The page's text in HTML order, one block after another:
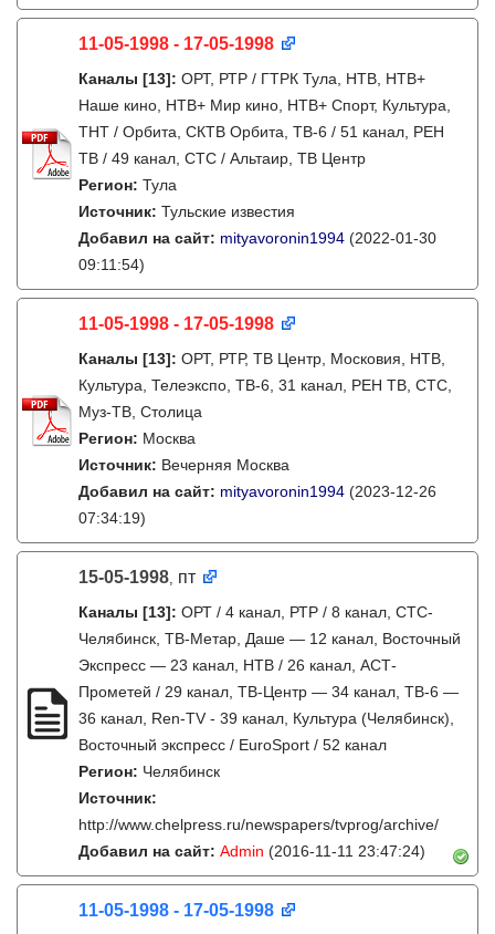
11-05-1998 - 17-05-1998
Каналы [13]: ОРТ, РТР / ГТРК Тула, НТВ, НТВ+
Наше кино, НТВ+ Мир кино, НТВ+ Спорт, Культура,
ТНТ / Орбита, СКТВ Орбита, ТВ-6 / 51 канал, РЕН
ТВ / 49 канал, СТС / Альтаир, ТВ Центр
Регион: Тула
Источник: Тульские известия
Добавил на сайт: mityavoronin1994 (2022-01-30
09:11:54)
11-05-1998 - 17-05-1998
Каналы [13]: ОРТ, РТР, ТВ Центр, Московия, НТВ,
Культура, Телеэкспо, ТВ-6, 31 канал, РЕН ТВ, СТС,
Муз-ТВ, Столица
Регион: Москва
Источник: Вечерняя Москва
Добавил на сайт: mityavoronin1994 (2023-12-26
07:34:19)
15-05-1998, пт
Каналы [13]: ОРТ / 4 канал, РТР / 8 канал, СТС-
Челябинск, ТВ-Метар, Даше — 12 канал, Восточный
Экспресс — 23 канал, НТВ / 26 канал, АСТ-
Прометей / 29 канал, ТВ-Центр — 34 канал, ТВ-6 —
36 канал, Ren-TV - 39 канал, Культура (Челябинск),
Восточный экспресс / EuroSport / 52 канал
Регион: Челябинск
Источник:
http://www.chelpress.ru/newspapers/tvprog/archive/
Добавил на сайт: Admin (2016-11-11 23:47:24)
11-05-1998 - 17-05-1998